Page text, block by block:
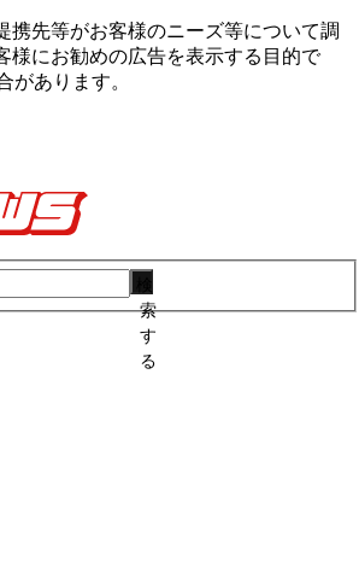
携先等がお客様のニーズ等について調
様にお勧めの広告を表⽰する⽬的で
があります。
索
す
る